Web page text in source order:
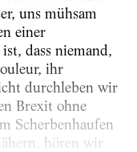
uns mühsam
einer
dass niemand,
ihr
durchleben wir
Brexit ohne
Scherbenhaufen
hören wir